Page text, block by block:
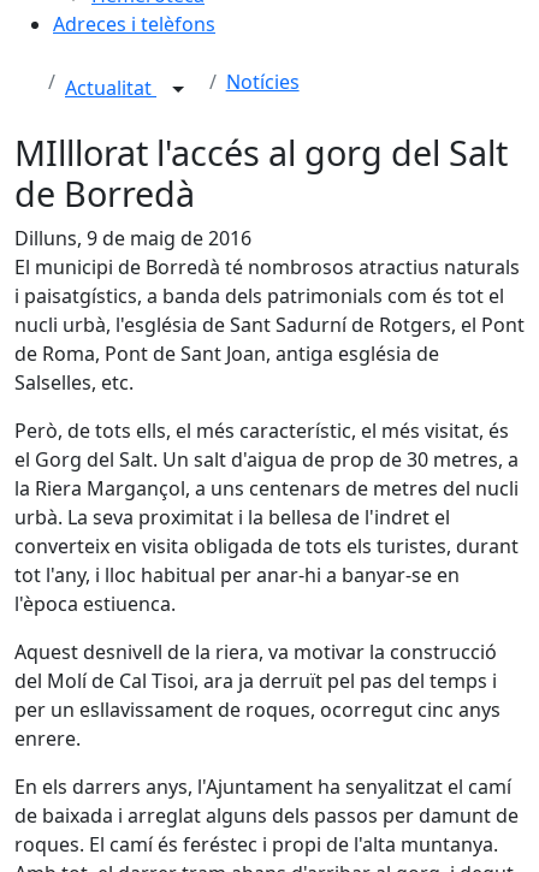
Adreces i telèfons
Actualitat Notícies
MIlllorat l'accés al gorg del Salt
de Borredà
Dilluns, 9 de maig de 2016
El municipi de Borredà té nombrosos atractius naturals
i paisatgístics, a banda dels patrimonials com és tot el
nucli urbà, l'església de Sant Sadurní de Rotgers, el Pont
de Roma, Pont de Sant Joan, antiga església de
Salselles, etc.
Però, de tots ells, el més característic, el més visitat, és
el Gorg del Salt. Un salt d'aigua de prop de 30 metres, a
la Riera Margançol, a uns centenars de metres del nucli
urbà. La seva proximitat i la bellesa de l'indret el
converteix en visita obligada de tots els turistes, durant
tot l'any, i lloc habitual per anar-hi a banyar-se en
l'època estiuenca.
Aquest desnivell de la riera, va motivar la construcció
del Molí de Cal Tisoi, ara ja derruït pel pas del temps i
per un esllavissament de roques, ocorregut cinc anys
enrere.
En els darrers anys, l'Ajuntament ha senyalitzat el camí
de baixada i arreglat alguns dels passos per damunt de
roques. El camí és feréstec i propi de l'alta muntanya.